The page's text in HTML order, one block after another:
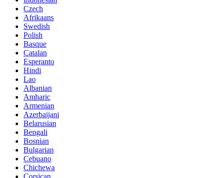
Czech
Afrikaans
Swedish
Polish
Basque
Catalan
Esperanto
Hindi
Lao
Albanian
Amharic
Armenian
Azerbaijani
Belarusian
Bengali
Bosnian
Bulgarian
Cebuano
Chichewa
Corsican